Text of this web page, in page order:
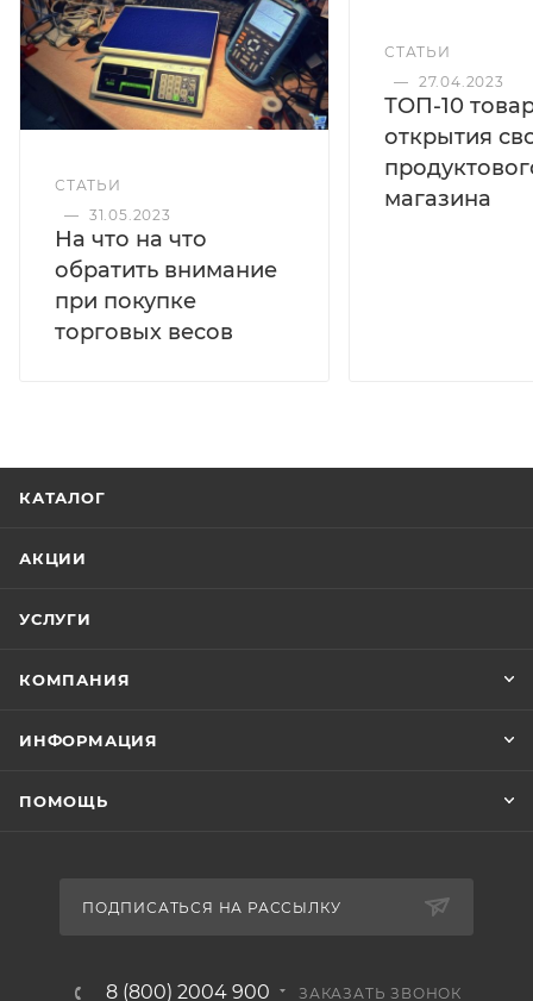
СТАТЬИ
— 31.05.2023
На что на что
обратить внимание
при покупке
торговых весов
СТАТЬИ
— 27.04.2023
ТОП-10
открытия
магазина
КАТАЛОГ
АКЦИИ
УСЛУГИ
КОМПАНИЯ
ИНФОРМАЦИЯ
ПОМОЩЬ
ПОДПИСАТЬСЯ НА РАССЫЛКУ
8 (800) 2004 900 ЗАКАЗАТЬ ЗВОНОК